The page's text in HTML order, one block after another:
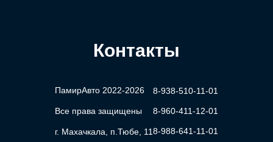
Контакты
ПамирАвто 2022-2026
Все права защищены
г. Махачкала, п.Тюбе, 11
8-938-510-11-01
8-960-411-12-01
8-988-641-11-01